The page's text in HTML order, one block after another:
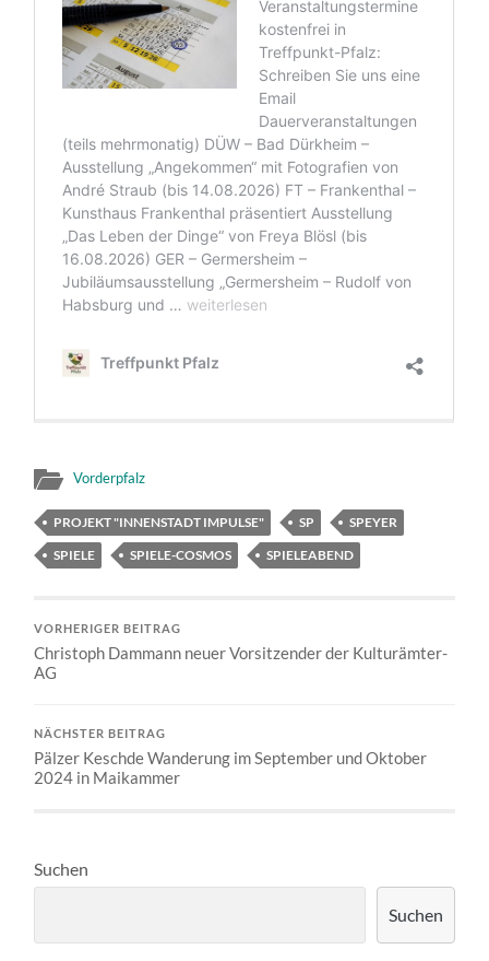
Vorderpfalz
PROJEKT "INNENSTADT IMPULSE" SP
SPEYER
SPIELE
SPIELE-COSMOS SPIELEABEND
VORHERIGER BEITRAG
Christoph Dammann neuer Vorsitzender der Kulturämter-
AG
NÄCHSTER BEITRAG
Pälzer Keschde Wanderung im September und Oktober
2024 in Maikammer
Suchen
Suchen